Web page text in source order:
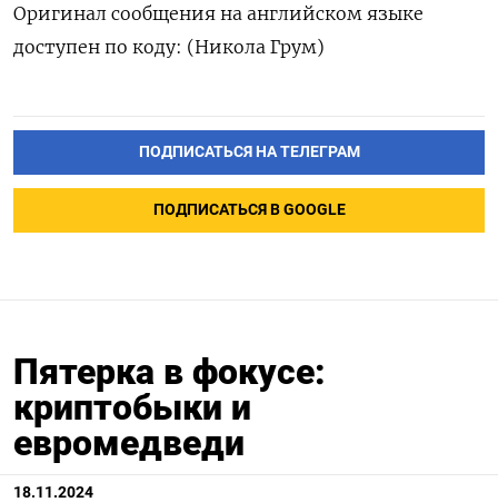
Оригинал сообщения на английском языке
доступен по коду: (Никола Грум)
ПОДПИСАТЬСЯ НА ТЕЛЕГРАМ
ПОДПИСАТЬСЯ В GOOGLE
Пятерка в фокусе:
криптобыки и
евромедведи
18.11.2024